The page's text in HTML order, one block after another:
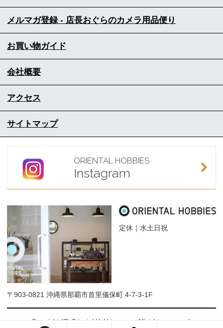
メルマガ登録 - 店長おぐらのカメラ用品便り
お買い物ガイド
会社概要
アクセス
サイトマップ
ORIENTAL HOBBIES
Instagram
定休｜水土日祝
〒903-0821 沖縄県那覇市首里儀保町 4-7-3-1F
Copyright (C) Oriental-Hobbies.com. All rights reserved.